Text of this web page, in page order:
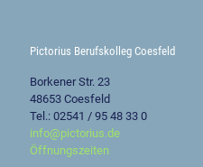
Pictorius Berufskolleg Coesfeld
Borkener Str. 23
48653 Coesfeld
Tel.: 02541 / 95 48 33 0
info@pictorius.de
Öffnungszeiten